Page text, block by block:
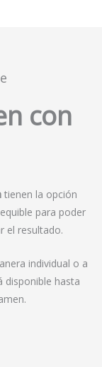
con
tienen la opción
para poder
el resultado.
individual o a
disponible hasta